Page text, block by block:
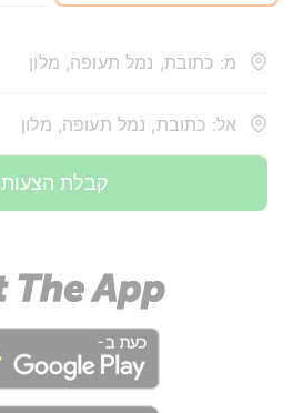
מ: כתובת, נמל תעופה, מלון
אל: כתובת, נמל תעופה, מלון
קבלת הצעות